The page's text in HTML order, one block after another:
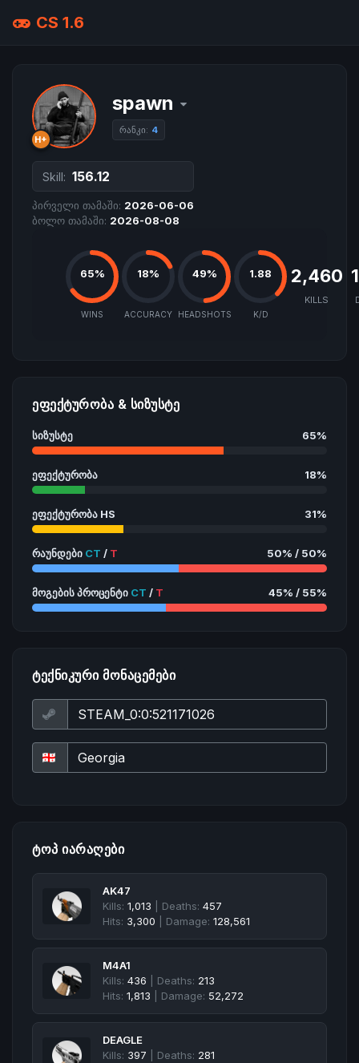
CS 1.6
H+
spawn
რანკი: 4
Skill: 156.12
პირველი თამაში: 2026-06-06
ბოლო თამაში: 2026-08-08
65%
WINS
18%
ACCURACY
49%
HEADSHOTS
1.88
K/D
2,460
KILLS
ᲔᲤᲔᲥᲢᲣᲠᲝᲑᲐ & ᲡᲘᲖᲣᲡᲢᲔ
სიზუსტე 65%
ეფექტურობა 18%
ეფექტურობა HS 31%
რაუნდები CT / T 50% / 50%
მოგების პროცენტი CT / T 45% / 55%
ᲢᲔᲥᲜᲘᲙᲣᲠᲘ ᲛᲝᲜᲐᲪᲔᲛᲔᲑᲘ
ᲢᲝᲞ ᲘᲐᲠᲐᲦᲔᲑᲘ
AK47
Kills: 1,013 | Deaths: 457
Hits: 3,300 | Damage: 128,561
M4A1
Kills: 436 | Deaths: 213
Hits: 1,813 | Damage: 52,272
DEAGLE
Kills: 397 | Deaths: 281